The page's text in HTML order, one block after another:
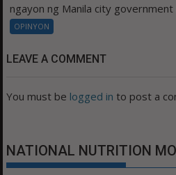
ngayon ng Manila city government
OPINYON
LEAVE A COMMENT
You must be logged in to post a
NATIONAL NUTRITION